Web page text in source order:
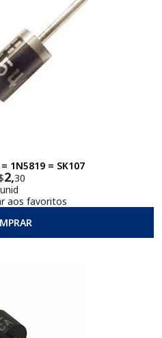
1N5819 = SK107
2,30
unid
aos favoritos